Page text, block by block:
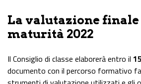
La valutazione
maturità 2022
Il Consiglio di classe elaborerà entro il
documento con il percorso formativo